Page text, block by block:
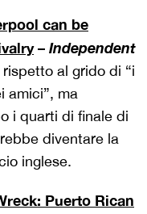
can be
– Independent
al grido di “i
amici”, ma
i quarti di finale di
diventare la
inglese.
Puerto Rican